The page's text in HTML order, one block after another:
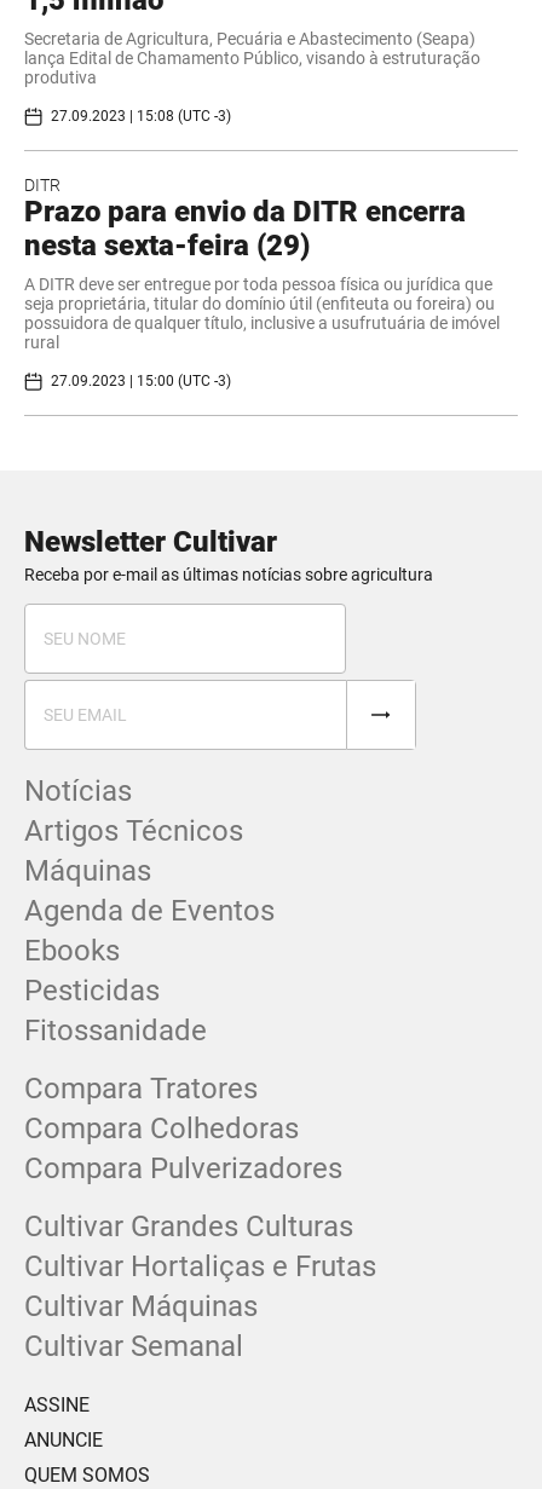
Secretaria de Agricultura, Pecuária e Abastecimento (Seapa)
lança Edital de Chamamento Público, visando à estruturação
produtiva
27.09.2023 | 15:08 (UTC -3)
DITR
Prazo para envio da DITR encerra
nesta sexta-feira (29)
A DITR deve ser entregue por toda pessoa física ou jurídica que
seja proprietária, titular do domínio útil (enfiteuta ou foreira) ou
possuidora de qualquer título, inclusive a usufrutuária de imóvel
rural
27.09.2023 | 15:00 (UTC -3)
Newsletter Cultivar
Receba por e-mail as últimas notícias sobre agricultura
Notícias
Artigos Técnicos
Máquinas
Agenda de Eventos
Ebooks
Pesticidas
Fitossanidade
Compara Tratores
Compara Colhedoras
Compara Pulverizadores
Cultivar Grandes Culturas
Cultivar Hortaliças e Frutas
Cultivar Máquinas
Cultivar Semanal
ASSINE
ANUNCIE
QUEM SOMOS